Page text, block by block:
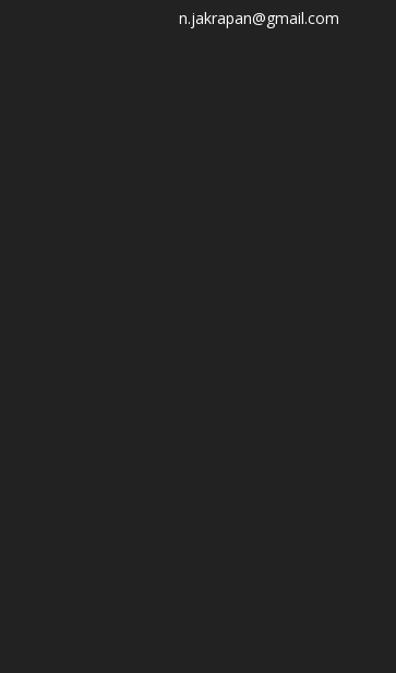
n.jakrapan@gmail.com